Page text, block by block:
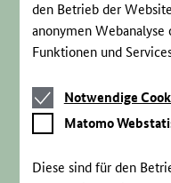
den Betrieb der
anonymen
Funktionen und
Notwendige
Cookies
Notwendige
Matomo
Webstatistik
Matomo
Diese sind für den